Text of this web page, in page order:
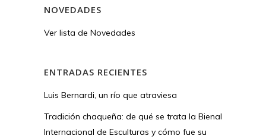
NOVEDADES
Ver lista de Novedades
ENTRADAS RECIENTES
Luis Bernardi, un río que atraviesa
Tradición chaqueña: de qué se trata la Bienal
Internacional de Esculturas y cómo fue su